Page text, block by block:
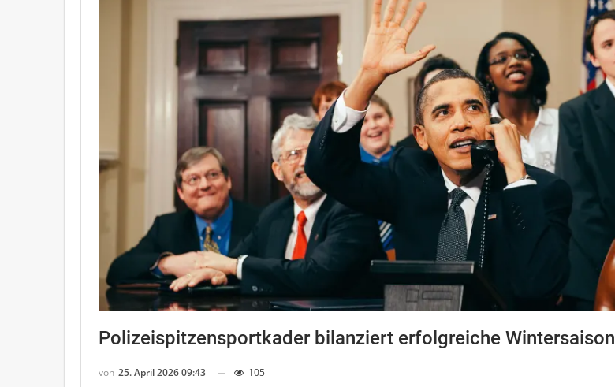
Polizeispitzensportkader bilanziert erfolgreiche Wintersaison
von 25. April 2026 09:43 105